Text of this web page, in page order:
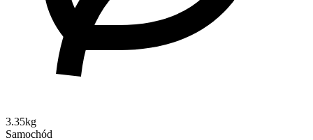
3.35kg
Samochód